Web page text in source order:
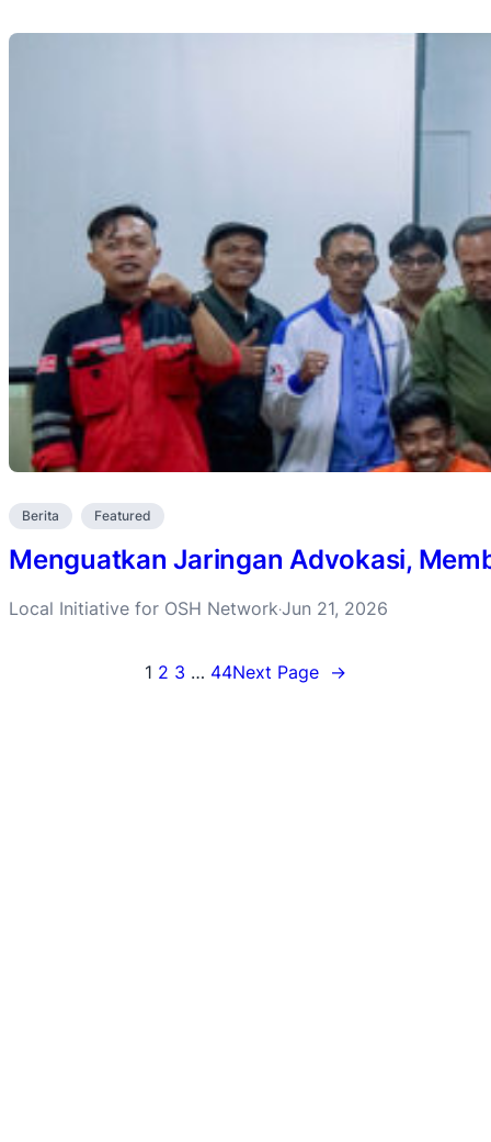
Berita Featured
Menguatkan Jaringan Advokasi,
Local Initiative for OSH Network·Jun 21, 2026
1 2 3 … 44Next Page →